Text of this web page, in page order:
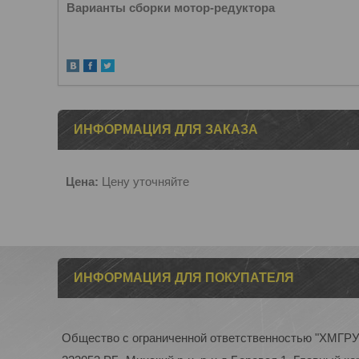
Варианты сборки мотор-редуктора
ИНФОРМАЦИЯ ДЛЯ ЗАКАЗА
Цена: Цену уточняйте
ИНФОРМАЦИЯ ДЛЯ ПОКУПАТЕЛЯ
Общество с ограниченной ответственностью